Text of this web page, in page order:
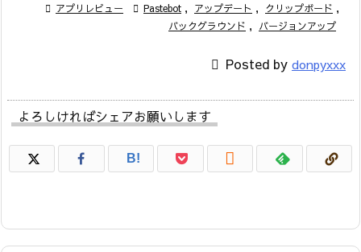
 アプリレビュー  Pastebot , アップデート , クリップボード ,
バックグラウンド , バージョンアップ
 Posted by donpyxxx
よろしければシェアお願いします
B! 